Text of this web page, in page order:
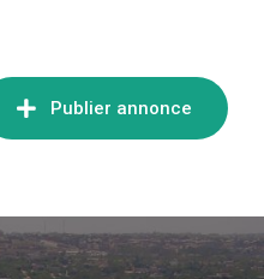
Publier annonce